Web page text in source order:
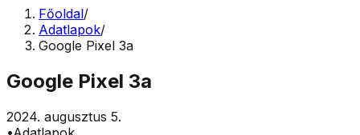
Főoldal/
Adatlapok/
Google Pixel 3a
Google Pixel 3a
2024. augusztus 5.